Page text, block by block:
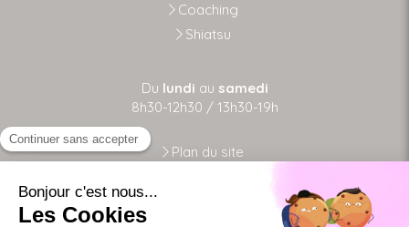
Coaching
Shiatsu
Du lundi au samedi
8h30-12h30 / 13h30-19h
Plan du site
Conditions générales de vente